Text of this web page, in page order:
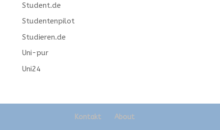
Student.de
Studentenpilot
Studieren.de
Uni-pur
Uni24
Kontakt About